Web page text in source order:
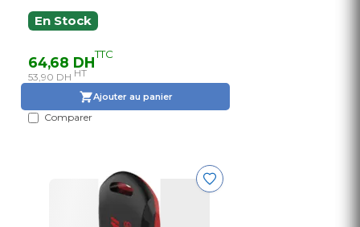
En Stock
64,68 DHTTC
53,90 DH HT
Ajouter au panier
Comparer